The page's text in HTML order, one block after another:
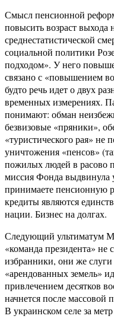
Смысл пенсионной
повысить возраст
среднестатистической
социальной политики
подходом». У него
связано с «повышением
будто речь идет о двух
временных измерениях.
понимают: обман
безвизовые «пряники»,
«туристического рая»
уничтожения «пенсов»
пожилых людей в расово
миссия Фонда выдвинула
принимаете пенсионную
кредиты являются
нации. Бизнес на долгах.
Следующий ультиматум
«команда президента» не
избранники, они же
«арендованных земель»
привлечением десятков
начнется после массовой
В украинском селе за